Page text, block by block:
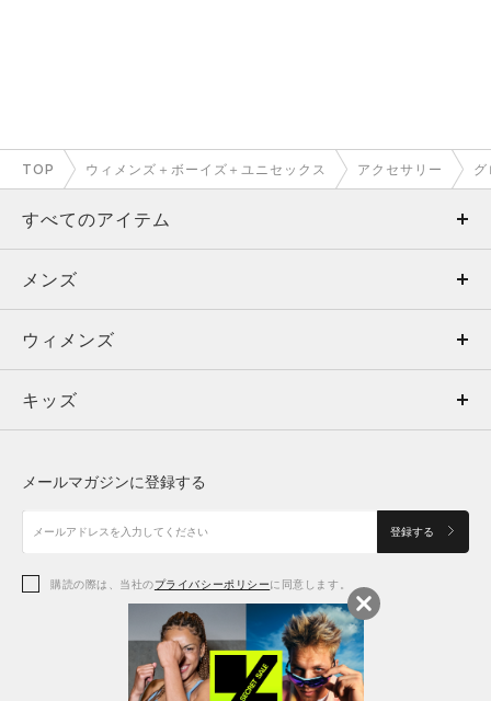
TOP ウィメンズ＋ボーイズ＋ユニセックス アクセサリー
すべてのアイテム
メンズ
ウィメンズ
キッズ
アクセサリー
メンズ
トップス
ボトムス
アクセサリー
ウィメンズ
トップス
シューズ
アクセサリー
キッズ
シューズ
メールマガジンに登録する
登録する
購読の際は、当社のプライバシーポリシーに同意します。